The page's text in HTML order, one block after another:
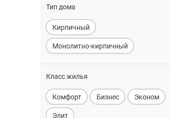
Тип дома
Кирпичный
Монолитно-кирпичный
Класс жилья
Комфорт Бизнес Эконом
Элит